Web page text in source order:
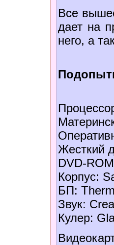
Все
дает на
него, а
Жесткий
DVD-
Корпус:
БП:
Звук:
Кулер: